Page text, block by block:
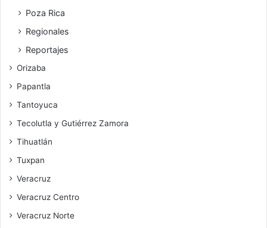
Poza Rica
Regionales
Reportajes
Orizaba
Papantla
Tantoyuca
Tecolutla y Gutiérrez Zamora
Tihuatlán
Tuxpan
Veracruz
Veracruz Centro
Veracruz Norte